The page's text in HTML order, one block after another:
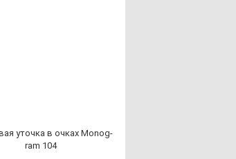
уточ­ка в оч­ках Monog­
ram 104